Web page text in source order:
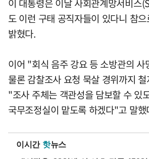
이 대통령은 이날 사회관계망서비스
도 이런 구태 공직자들이 있다니 참
밝혔다.
이어 "회식 음주 강요 등 소방관의 사
물론 감찰조사 요청 묵살 경위까지
"조사 주체는 객관성을 담보할 수 있
국무조정실이 맡도록 하겠다"고 말했
이시간 핫뉴스